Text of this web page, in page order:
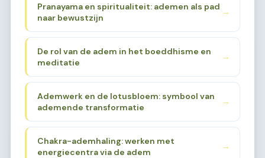
Pranayama en spiritualiteit: ademen als pad
naar bewustzijn
→
De rol van de adem in het boeddhisme en
meditatie
→
Ademwerk en de lotusbloem: symbool van
ademende transformatie
→
Chakra-ademhaling: werken met
energiecentra via de adem
→